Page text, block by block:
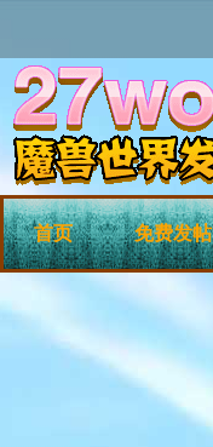
首页 免费发帖